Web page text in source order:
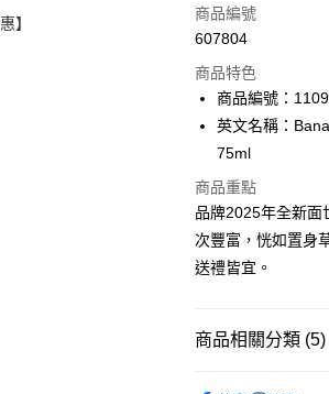
】
信用卡
AlipayHK
PayMe
BoC Pay
商品編號
607804
商品特色
商品編號：
英文名稱：
75ml
商品重點
品牌2025年全新面
次豐富，恍如置身
送禮皆宜。
商品相關分類 (5)